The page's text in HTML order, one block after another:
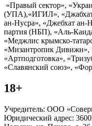
«Правый сектор»,
(УПА),«ИГИЛ»,
ан-Нусра», «Джебхат ан-
партия (НБП), «Аль-
«Меджлис крымско-
«Мизантропик Дивижн»,
«Артподготовка»,
«Славянский союз»,
18+
Учредитель: ООО
Юридический адрес: